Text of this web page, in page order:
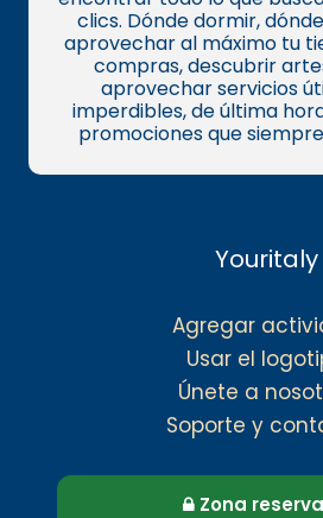
clics. Dónde dormir,
aprovechar al máximo tu
compras, descubrir
aprovechar servicios
imperdibles, de última
promociones que
Youritaly
Agregar
Usar el
Únete a
Soporte y
Zona